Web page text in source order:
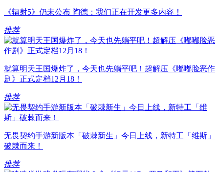
《辐射5》仍未公布 陶德：我们正在开发更多内容！
推荐
就算明天王国爆炸了，今天也先躺平吧！超解压《嘟嘟脸恶作
剧》正式定档12月18！
推荐
无畏契约手游新版本「破棘新生」今日上线，新特工「维斯」
破棘而来！
推荐